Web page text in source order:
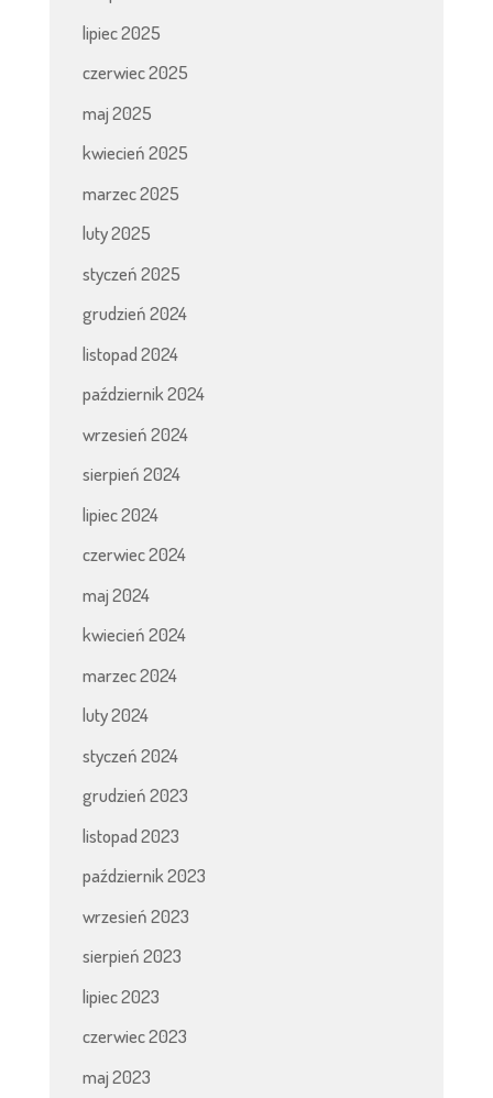
lipiec 2025
czerwiec 2025
maj 2025
kwiecień 2025
marzec 2025
luty 2025
styczeń 2025
grudzień 2024
listopad 2024
październik 2024
wrzesień 2024
sierpień 2024
lipiec 2024
czerwiec 2024
maj 2024
kwiecień 2024
marzec 2024
luty 2024
styczeń 2024
grudzień 2023
listopad 2023
październik 2023
wrzesień 2023
sierpień 2023
lipiec 2023
czerwiec 2023
maj 2023